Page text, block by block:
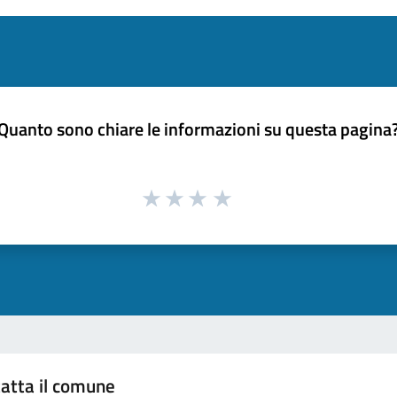
sono chiare le informazioni su questa
il comune